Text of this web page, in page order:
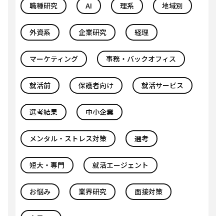
職種研究 AI 理系 地域別
外資系 企業研究 経理
マーケティング 事務・バックオフィス
就活前 保護者向け 就活サービス
選考結果 中小企業
メンタル・ストレス対策 選考
短大・専門 就活エージェント
お悩み 業界研究 面接対策